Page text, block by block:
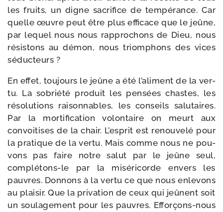
les fruits, un digne sacri­fice de tem­pé­rance. Car
quelle œuvre peut être plus effi­cace que le jeûne,
par lequel nous nous rap­pro­chons de Dieu, nous
résis­tons au démon, nous triom­phons des vices
séducteurs ?
En effet, tou­jours le jeûne a été l’aliment de la ver­
tu. La sobrié­té pro­duit les pen­sées chastes, les
réso­lu­tions rai­son­nables, les conseils salu­taires.
Par la mor­ti­fi­ca­tion volon­taire on meurt aux
convoi­tises de la chair. L’esprit est renou­ve­lé pour
la pra­tique de la ver­tu. Mais comme nous ne pou­
vons pas faire notre salut par le jeûne seul,
complétons-​le par la misé­ri­corde envers les
pauvres. Donnons à la ver­tu ce que nous enle­vons
au plai­sir. Que la pri­va­tion de ceux qui jeûnent soit
un sou­la­ge­ment pour les pauvres. Efforçons-​nous